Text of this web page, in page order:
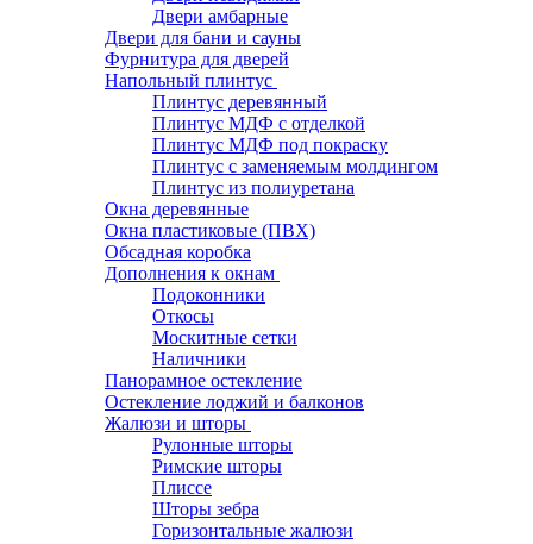
Двери амбарные
Двери для бани и сауны
Фурнитура для дверей
Напольный плинтус
Плинтус деревянный
Плинтус МДФ с отделкой
Плинтус МДФ под покраску
Плинтус с заменяемым молдингом
Плинтус из полиуретана
Окна деревянные
Окна пластиковые (ПВХ)
Обсадная коробка
Дополнения к окнам
Подоконники
Откосы
Москитные сетки
Наличники
Панорамное остекление
Остекление лоджий и балконов
Жалюзи и шторы
Рулонные шторы
Римские шторы
Плиссе
Шторы зебра
Горизонтальные жалюзи